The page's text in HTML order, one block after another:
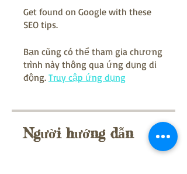
Get found on Google with these
SEO tips.
Bạn cũng có thể tham gia chương
trình này thông qua ứng dụng di
động. Truy cập ứng dụng
Người hướng dẫn